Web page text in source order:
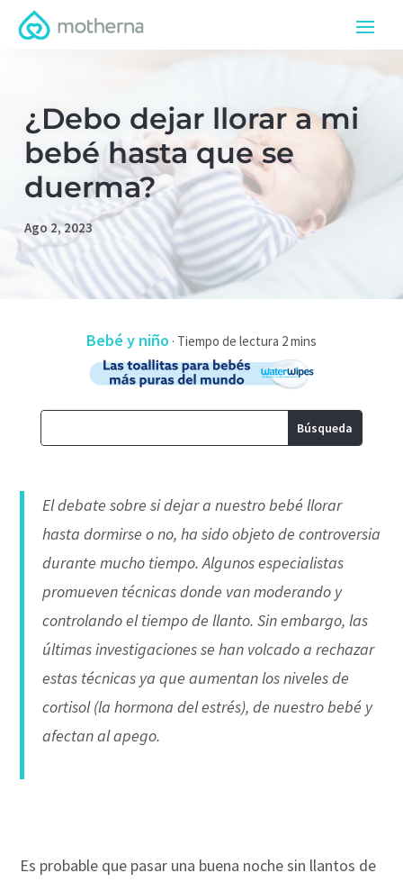
¿Debo dejar llorar a mi
bebé hasta que se
duerma?
Ago 2, 2023
Bebé y niño ·
El debate sobre si dejar a nuestro bebé llorar
hasta dormirse o no, ha sido objeto de controversia
durante mucho tiempo. Algunos especialistas
promueven técnicas donde van moderando y
controlando el tiempo de llanto. Sin embargo, las
últimas investigaciones se han volcado a rechazar
estas técnicas ya que aumentan los niveles de
cortisol (la hormona del estrés), de nuestro bebé y
afectan al apego.
Es probable que pasar una buena noche sin llantos de